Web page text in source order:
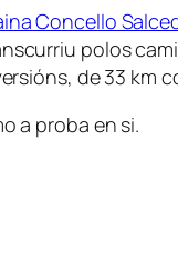
Concello
polos
de 33 km
a proba en si.